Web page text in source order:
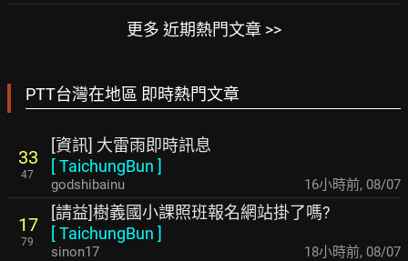
更多 近期熱門文章 >>
PTT台灣在地區 即時熱門文章
33
47
[資訊] 大雷雨即時訊息
[TaichungBun ]
godshibainu 16小時前, 08/07
17
79
[請益]樹義國小課照班報名網站掛了嗎?
[TaichungBun ]
sinon17 18小時前, 08/07